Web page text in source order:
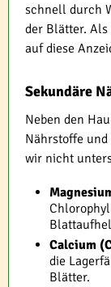
schnell durch
der Blätter.
auf diese
Sekundäre
Neben den
Nährstoffe
wir nicht
Calcium
die
Blätter.